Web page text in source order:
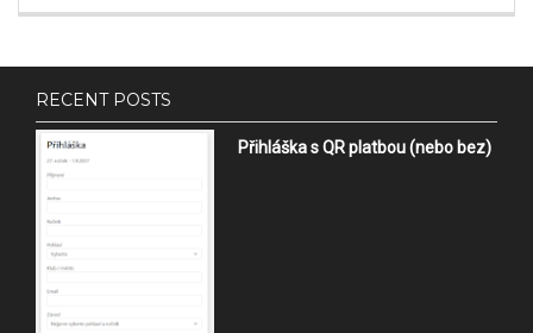
RECENT POSTS
Přihláška s QR platbou (nebo bez)